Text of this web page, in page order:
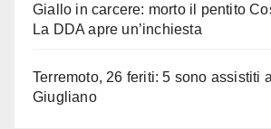
Giallo in carcere: morto il pentito
La DDA apre un’inchiesta
Terremoto, 26 feriti: 5 sono assistiti
Giugliano